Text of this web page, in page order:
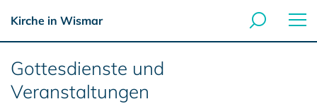
Kirche in Wismar
Gottesdienste und
Veranstaltungen